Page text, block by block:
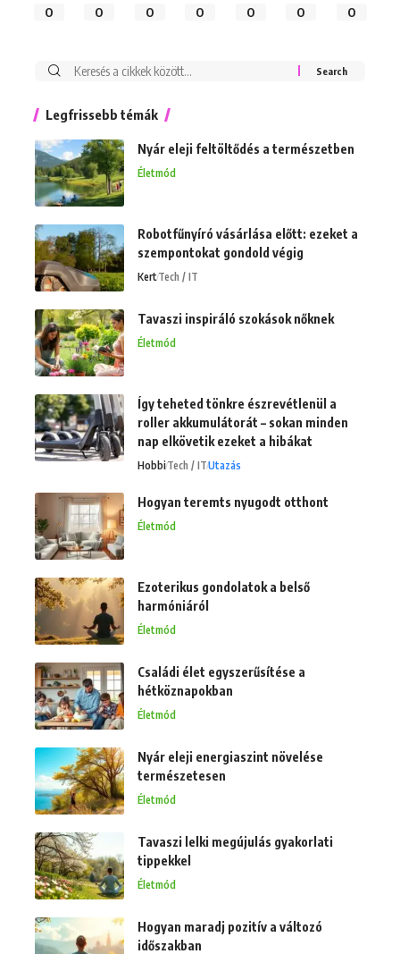
0 0 0 0 0 0 0
Keresés:
Legfrissebb témák
Nyár eleji feltöltődés a természetben
Életmód
Robotfűnyíró vásárlása előtt: ezeket a
szempontokat gondold végig
KertTech / IT
Tavaszi inspiráló szokások nőknek
Életmód
Így teheted tönkre észrevétlenül a
roller akkumulátorát – sokan minden
nap elkövetik ezeket a hibákat
HobbiTech / ITUtazás
Hogyan teremts nyugodt otthont
Életmód
Ezoterikus gondolatok a belső
harmóniáról
Életmód
Családi élet egyszerűsítése a
hétköznapokban
Életmód
Nyár eleji energiaszint növelése
természetesen
Életmód
Tavaszi lelki megújulás gyakorlati
tippekkel
Életmód
Hogyan maradj pozitív a változó
időszakban